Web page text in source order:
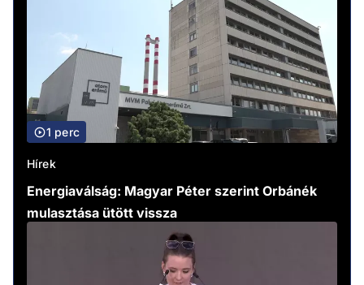
1 perc
Hírek
Energiaválság: Magyar Péter szerint Orbánék
mulasztása ütött vissza